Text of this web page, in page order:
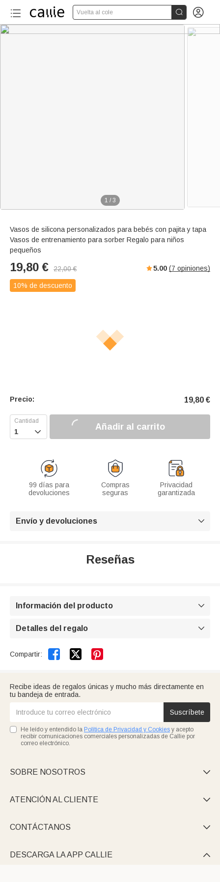
Vuelta al cole  
1 / 3
Vasos de silicona personalizados para bebés con pajita y tapa
Vasos de entrenamiento para sorber Regalo para niños
pequeños
19,80 € 22,00€ 5.00 (7 opiniones)
10% de descuento
Precio: 19,80 €
 Añadir al carrito
99 días para
devoluciones
Compras
seguras
Privacidad
garantizada
Envío y devoluciones 
Reseñas
Información del producto 
Detalles del regalo 
Compartir:  
Recibe ideas de regalos únicas y mucho más directamente en
tu bandeja de entrada.
Suscríbete
He leído y entendido la Política de Privacidad y Cookies y acepto
recibir comunicaciones comerciales personalizadas de Callie por
correo electrónico.
SOBRE NOSOTROS 
ATENCIÓN AL CLIENTE 
CONTÁCTANOS 
DESCARGA LA APP CALLIE 